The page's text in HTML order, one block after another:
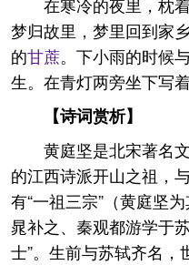
梦归故里，梦里回到家
的甘蔗。下小雨的时候
生。在青灯两旁坐下写
【诗词赏析】
黄庭坚是北宋著名
的江西诗派开山之祖，
有“一祖三宗”（黄庭坚
晁补之、秦观都游学于
士”。生前与苏轼齐名，